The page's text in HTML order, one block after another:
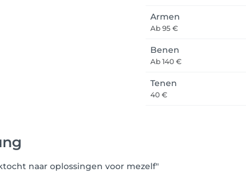
Armen
Ab 95 €
Benen
Ab 140 €
Tenen
40 €
naar oplossingen voor mezelf"